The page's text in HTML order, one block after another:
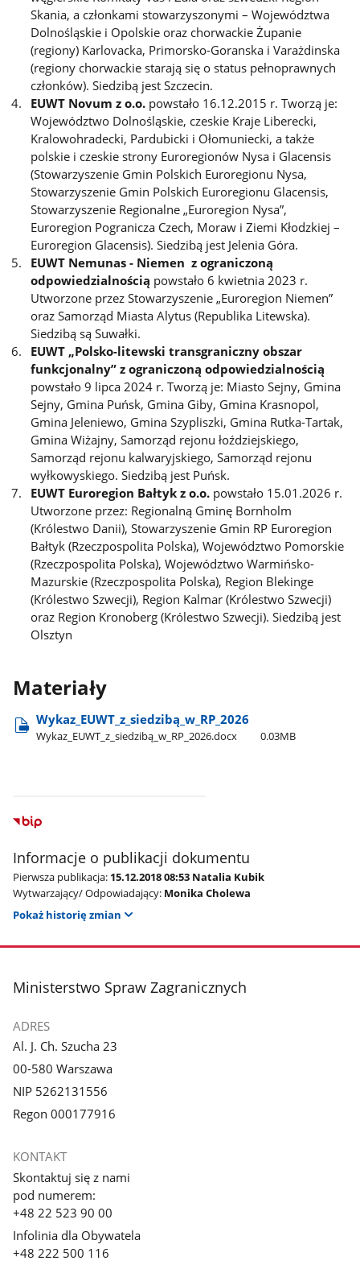
Skania, a członkami stowarzyszonymi – Województwa
Dolnośląskie i Opolskie oraz chorwackie Żupanie
(regiony) Karlovacka, Primorsko-Goranska i Varażdinska
(regiony chorwackie starają się o status pełnoprawnych
członków). Siedzibą jest Szczecin.
EUWT Novum z o.o. powstało 16.12.2015 r. Tworzą je:
Województwo Dolnośląskie, czeskie Kraje Liberecki,
Kralowohradecki, Pardubicki i Ołomuniecki, a także
polskie i czeskie strony Euroregionów Nysa i Glacensis
(Stowarzyszenie Gmin Polskich Euroregionu Nysa,
Stowarzyszenie Gmin Polskich Euroregionu Glacensis,
Stowarzyszenie Regionalne „Euroregion Nysa”,
Euroregion Pogranicza Czech, Moraw i Ziemi Kłodzkiej –
Euroregion Glacensis). Siedzibą jest Jelenia Góra.
EUWT Nemunas - Niemen z ograniczoną
odpowiedzialnością powstało 6 kwietnia 2023 r.
Utworzone przez Stowarzyszenie „Euroregion Niemen”
oraz Samorząd Miasta Alytus (Republika Litewska).
Siedzibą są Suwałki.
EUWT „Polsko-litewski transgraniczny obszar
funkcjonalny” z ograniczoną odpowiedzialnością
powstało 9 lipca 2024 r. Tworzą je: Miasto Sejny, Gmina
Sejny, Gmina Puńsk, Gmina Giby, Gmina Krasnopol,
Gmina Jeleniewo, Gmina Szypliszki, Gmina Rutka-Tartak,
Gmina Wiżajny, Samorząd rejonu łoździejskiego,
Samorząd rejonu kalwaryjskiego, Samorząd rejonu
wyłkowyskiego. Siedzibą jest Puńsk.
EUWT Euroregion Bałtyk z o.o. powstało 15.01.2026 r.
Utworzone przez: Regionalną Gminę Bornholm
(Królestwo Danii), Stowarzyszenie Gmin RP Euroregion
Bałtyk (Rzeczpospolita Polska), Województwo Pomorskie
(Rzeczpospolita Polska), Województwo Warmińsko-
Mazurskie (Rzeczpospolita Polska), Region Blekinge
(Królestwo Szwecji), Region Kalmar (Królestwo Szwecji)
oraz Region Kronoberg (Królestwo Szwecji). Siedzibą jest
Olsztyn
Materiały
Wykaz​_EUWT​_z​_siedzibą​_w​_RP​_2026
Wykaz​_EUWT​_z​_siedzibą​_w​_RP​_2026.docx 0.03MB
Informacje o publikacji dokumentu
Pierwsza publikacja: 15.12.2018 08:53 Natalia Kubik
Wytwarzający/ Odpowiadający: Monika Cholewa
Pokaż historię zmian
stopka
Ministerstwo Spraw Zagranicznych
ADRES
Al. J. Ch. Szucha 23
00-580 Warszawa
NIP 5262131556
Regon 000177916
KONTAKT
Skontaktuj się z nami
pod numerem:
+48 22 523 90 00
Infolinia dla Obywatela
+48 222 500 116